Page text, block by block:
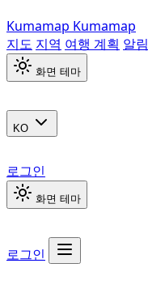
Kumamap Kumamap
지도 지역 여행 계획 알림
화면 테마
KO
로그인
화면 테마
로그인